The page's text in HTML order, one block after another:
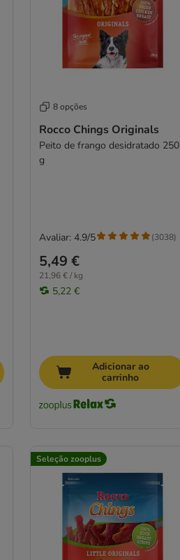
8 opções
Rocco Chings Originals
Peito de frango desidratado 250
g
5,49 €
21,96 € / kg
5,22 €
Avaliar: 4.9/5 (3038)
Adicionar ao
carrinho
Seleção zooplus